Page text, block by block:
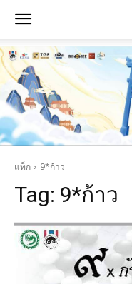
แท็ก 9*ก้าว
Tag: 9*ก้าว